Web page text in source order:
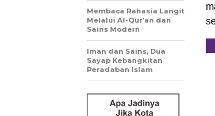
Membaca Rahasia Langit
Melalui Al-Qur’an dan
Sains Modern
Iman dan Sains, Dua
Sayap Kebangkitan
Peradaban Islam